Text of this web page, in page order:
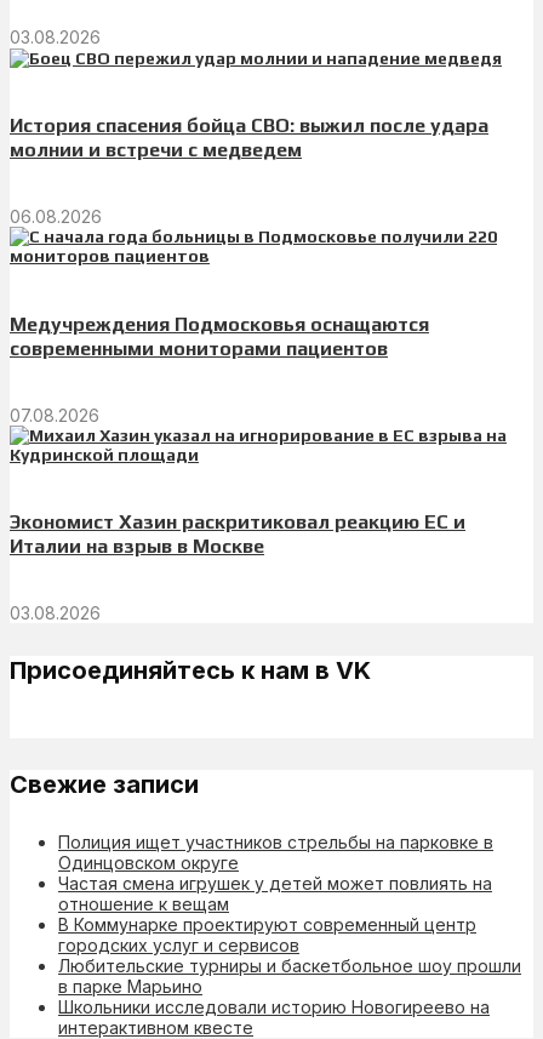
03.08.2026
История спасения бойца СВО: выжил после удара
молнии и встречи с медведем
06.08.2026
Медучреждения Подмосковья оснащаются
современными мониторами пациентов
07.08.2026
Экономист Хазин раскритиковал реакцию ЕС и
Италии на взрыв в Москве
03.08.2026
Присоединяйтесь к нам в VK
Свежие записи
Полиция ищет участников стрельбы на парковке в
Одинцовском округе
Частая смена игрушек у детей может повлиять на
отношение к вещам
В Коммунарке проектируют современный центр
городских услуг и сервисов
Любительские турниры и баскетбольное шоу прошли
в парке Марьино
Школьники исследовали историю Новогиреево на
интерактивном квесте